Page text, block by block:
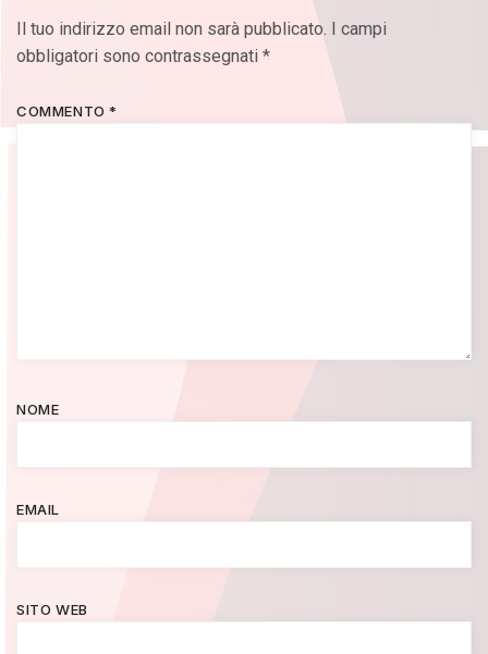
Il tuo indirizzo email non sarà pubblicato.
I campi
obbligatori sono contrassegnati *
COMMENTO*
NOME
EMAIL
SITO WEB